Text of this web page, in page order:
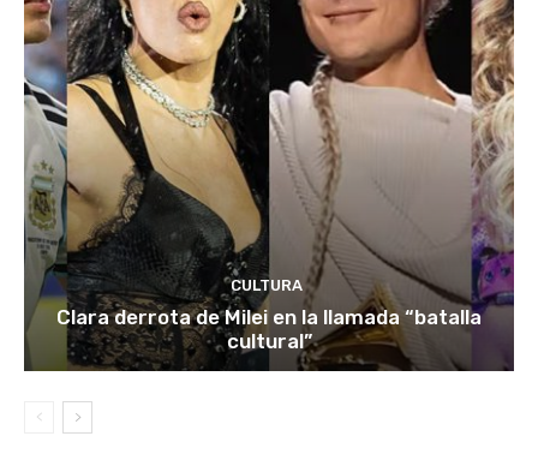
CULTURA
Clara derrota de Milei en la llamada “batalla
cultural”